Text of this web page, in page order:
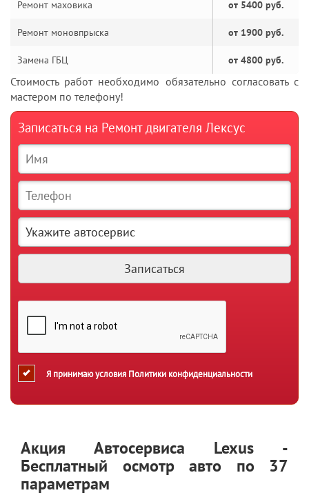
Ремонт маховика от 5400 руб.
Ремонт моновпрыска от 1900 руб.
Замена ГБЦ от 4800 руб.
Стоимость работ необходимо обязательно согласовать с
мастером по телефону!
Записаться на Ремонт двигателя Лексус
Я принимаю условия Политики конфиденциальности
Акция Автосервиса Lexus -
Бесплатный осмотр авто по 37
параметрам